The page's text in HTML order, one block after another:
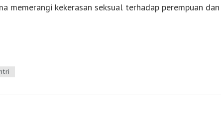
memerangi kekerasan seksual terhadap perempuan dan